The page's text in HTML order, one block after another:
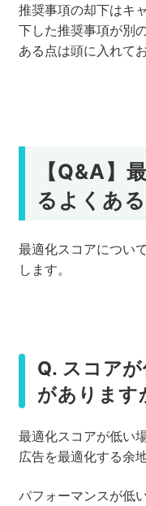
推奨事項の却下はキ
下した推奨事項が別
ある点は頭に入れて
【Q&A】
るよくあ
最適化スコアについ
します。
Q. スコア
があります
最適化スコアが低い
広告を最適化する余
パフォーマンスが低